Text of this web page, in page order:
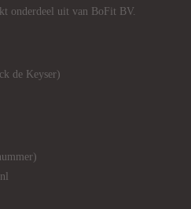
onderdeel uit van BoFit BV.
de Keyser)